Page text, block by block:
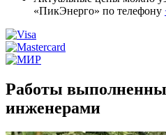
«ПикЭнерго» по телефону
Работы
инженерами